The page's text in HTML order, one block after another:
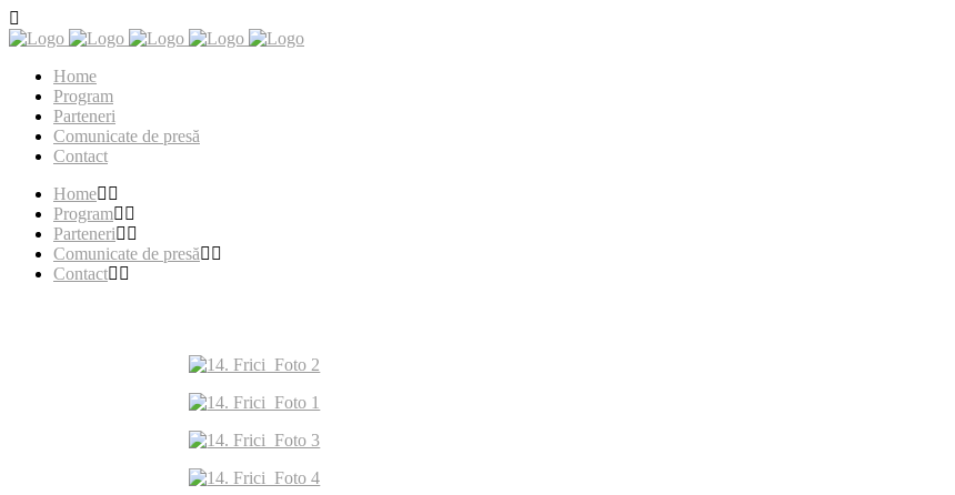
Home
Program
Parteneri
Comunicate de presă
Contact
Home
Program
Parteneri
Comunicate de presă
Contact